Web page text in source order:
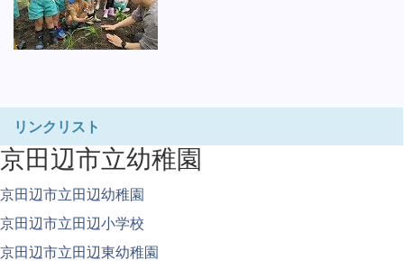
リンクリスト
京田辺市立幼稚園
京田辺市立田辺幼稚園
京田辺市立田辺小学校
京田辺市立田辺東幼稚園